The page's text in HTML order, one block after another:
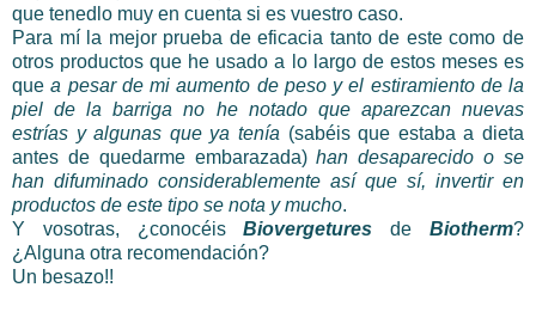
que tenedlo muy en cuenta si es vuestro caso.
Para mí la mejor prueba de eficacia tanto de este como de
otros productos que he usado a lo largo de estos meses es
que a pesar de mi aumento de peso y el estiramiento de la
piel de la barriga no he notado que aparezcan nuevas
estrías y algunas que ya tenía (sabéis que estaba a dieta
antes de quedarme embarazada)han desaparecido o se
han difuminado considerablemente así que sí, invertir en
productos de este tipo se nota y mucho.
Y vosotras, ¿conocéisBiovergeturesdeBiotherm?
¿Alguna otra recomendación?
Un besazo!!